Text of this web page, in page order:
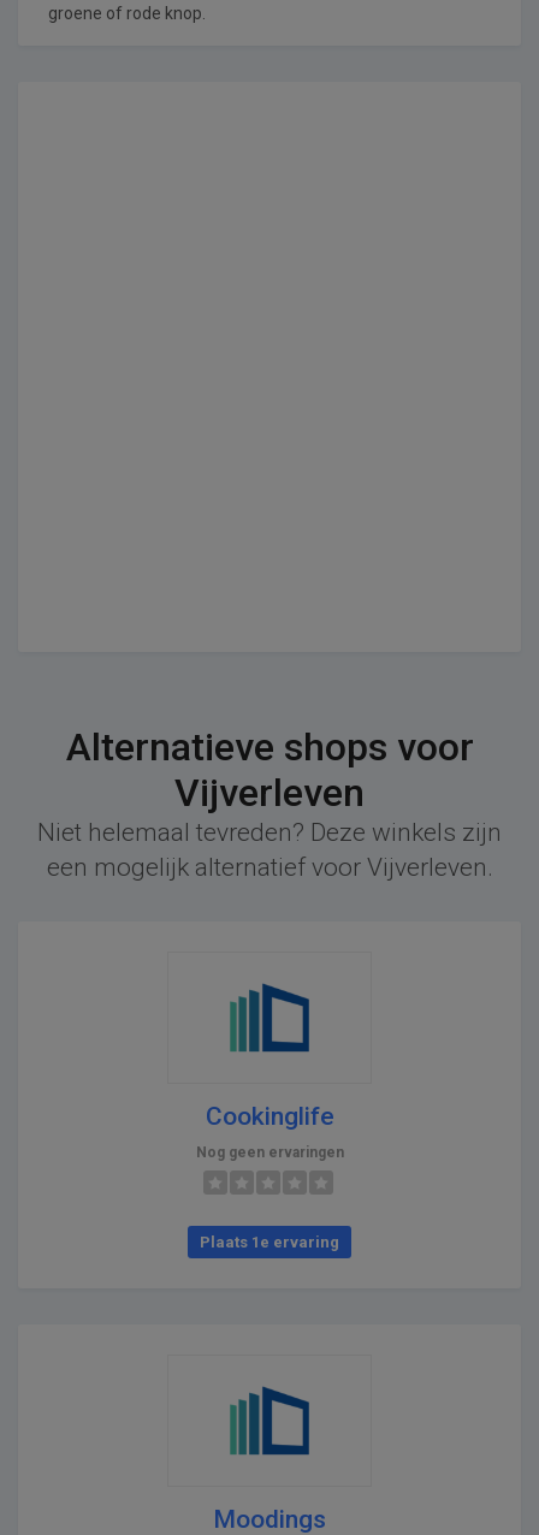
groene of rode knop.
Alternatieve shops voor
Vijverleven
Niet helemaal tevreden? Deze winkels zijn
een mogelijk alternatief voor Vijverleven.
Cookinglife
Nog geen ervaringen
Plaats 1e ervaring
Moodings